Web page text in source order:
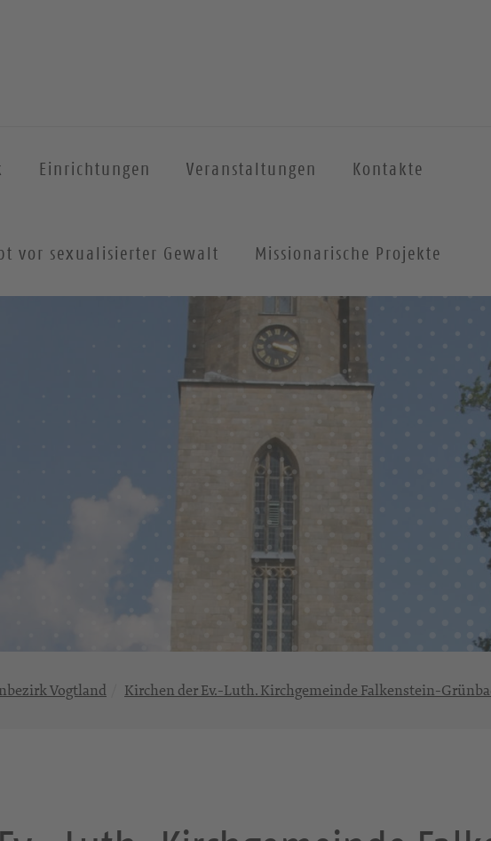
Einrichtungen Veranstaltungen Kontakte
vor sexualisierter Gewalt Missionarische Projekte
Vogtland Kirchen der Ev.-Luth. Kirchgemeinde Falkenstein-